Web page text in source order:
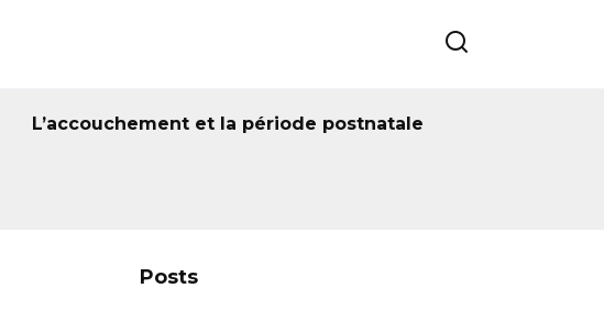
L’accouchement et la période postnatale
Posts